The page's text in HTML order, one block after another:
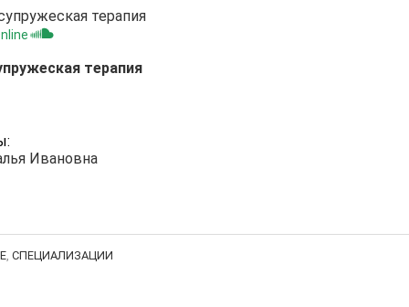
терапия
Ивановна
, СПЕЦИАЛИЗАЦИИ